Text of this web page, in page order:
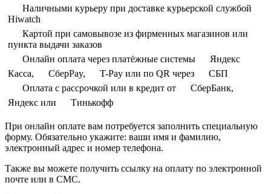
Наличными курьеру при доставке курьерской службой
Hiwatch
Картой при самовывозе из фирменных магазинов или
пункта выдачи заказов
Онлайн оплата через платёжные системы
Яндекс
Касса,
СберPay, T-Pay или по QR через
СБП
Оплата с рассрочкой или в кредит от
СберБанк,
Яндекс или
Тинькофф
При онлайн оплате вам потребуется заполнить специальную
форму. Обязательно укажите: ваши имя и фамилию,
электронный адрес и номер телефона.
Также вы можете получить ссылку на оплату по электронной
почте или в СМС.